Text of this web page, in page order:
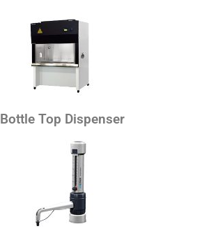
Bottle Top Dispenser